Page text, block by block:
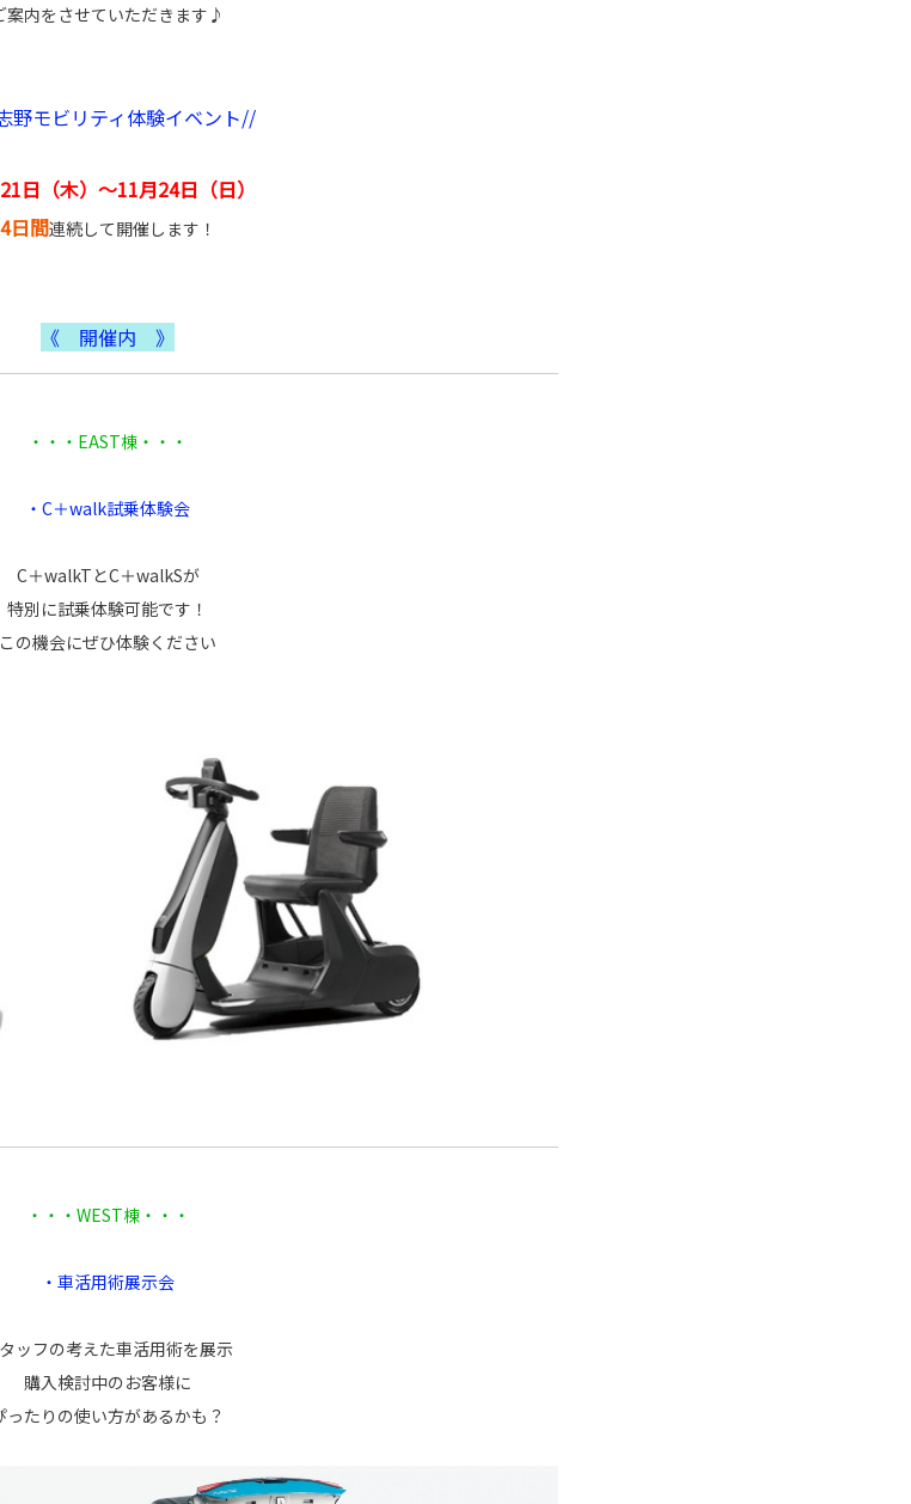
案内をさせていただきます♪
野モビリティ体験イベント//
日（木）～11月24日（日）
4日間連続して開催します！
《 開催内 》
・・・EAST棟・・・
・C＋walk試乗体験会
C＋walkTとC＋walkSが
特別に試乗体験可能です！
この機会にぜひ体験ください
・・・WEST棟・・・
・車活用術展示会
ッフの考えた車活用術を展示
購入検討中のお客様に
ったりの使い方があるかも？